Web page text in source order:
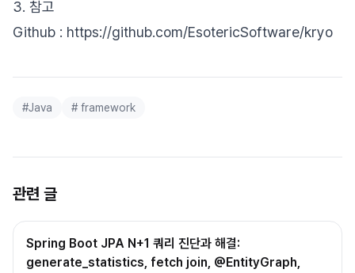
3. 참고
Github : https://github.com/EsotericSoftware/kryo
#Java #framework
관련 글
Spring Boot JPA N+1 쿼리 진단과 해결:
generate_statistics, fetch join, @EntityGraph,